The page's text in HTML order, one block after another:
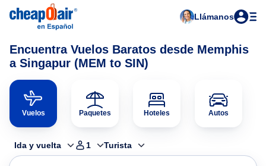
Llámanos
Encuentra Vuelos Baratos desde Memphis
a Singapur (MEM to SIN)
Vuelos Paquetes Hoteles Autos
Ida y vuelta 1 Turista